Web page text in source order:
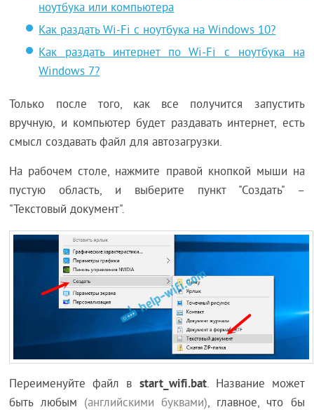
ноутбука или компьютера
Как раздать Wi-Fi с ноутбука на Windows 10?
Как раздать интернет по Wi-Fi с ноутбука на
Windows 7?
Только после того, как все получится запустить
вручную, и компьютер будет раздавать интернет, есть
смысл создавать файл для автозагрузки.
На рабочем столе, нажмите правой кнопкой мыши на
пустую область, и выберите пункт "Создать" –
"Текстовый документ".
Переименуйте файл в start_wifi.bat. Название может
быть любым (английскими буквами), главное, что бы